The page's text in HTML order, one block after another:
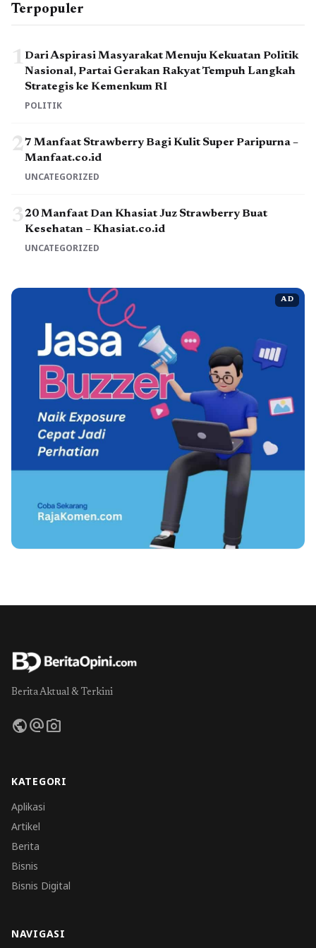
Terpopuler
1 Dari Aspirasi Masyarakat Menuju Kekuatan Politik
Nasional, Partai Gerakan Rakyat Tempuh Langkah
Strategis ke Kemenkum RI
POLITIK
27 Manfaat Strawberry Bagi Kulit Super Paripurna –
Manfaat.co.id
UNCATEGORIZED
320 Manfaat Dan Khasiat Juz Strawberry Buat
Kesehatan – Khasiat.co.id
UNCATEGORIZED
AD
Berita Aktual & Terkini
publicalternate_emailphoto_camera
KATEGORI
Aplikasi
Artikel
Berita
Bisnis
Bisnis Digital
NAVIGASI